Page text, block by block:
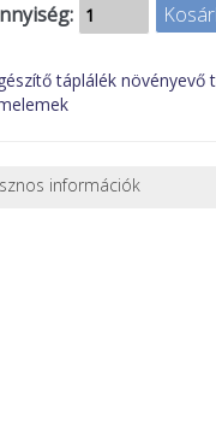
táplálék
információk